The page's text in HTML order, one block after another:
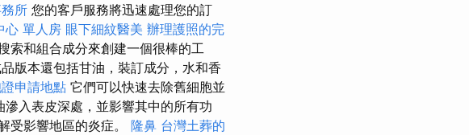
所 您的客戶服務將迅速處理您的訂
心 單人房 眼下細紋醫美 辦理護照的完
索和組合成分來創建一個很棒的工
版本還包括甘油，裝訂成分，水和香
申請地點 它們可以快速去除舊細胞並
滲入表皮深處，並影響其中的所有功
受影響地區的炎症。 隆鼻 台灣土葬的